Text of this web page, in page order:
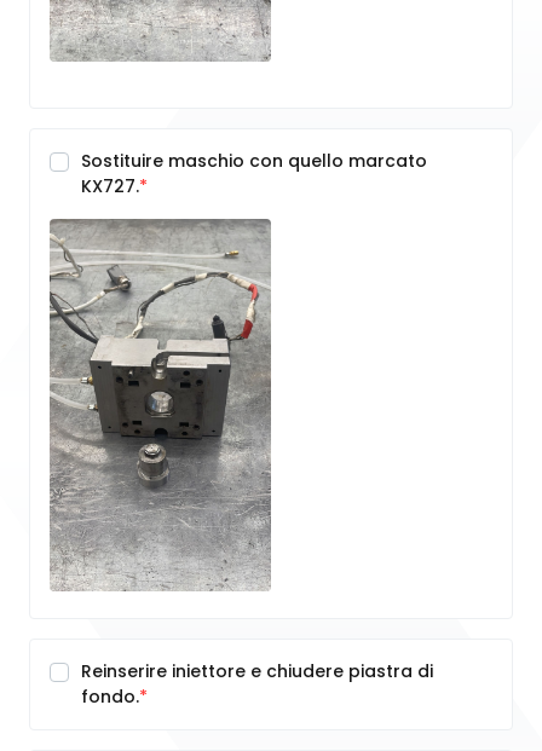
Sostituire maschio con quello marcato
KX727.
Reinserire iniettore e chiudere piastra di
fondo.